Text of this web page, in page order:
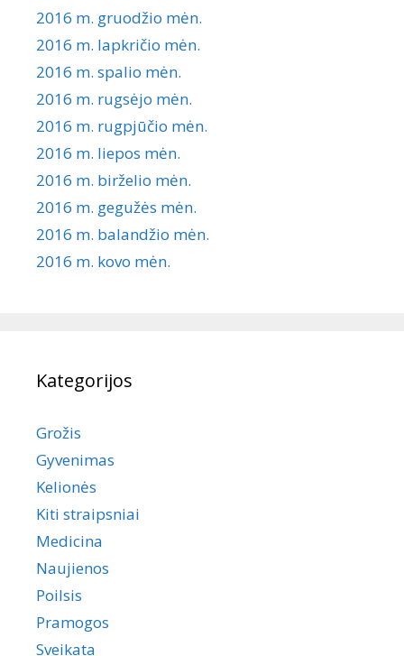
2016 m. gruodžio mėn.
2016 m. lapkričio mėn.
2016 m. spalio mėn.
2016 m. rugsėjo mėn.
2016 m. rugpjūčio mėn.
2016 m. liepos mėn.
2016 m. birželio mėn.
2016 m. gegužės mėn.
2016 m. balandžio mėn.
2016 m. kovo mėn.
Kategorijos
Grožis
Gyvenimas
Kelionės
Kiti straipsniai
Medicina
Naujienos
Poilsis
Pramogos
Sveikata